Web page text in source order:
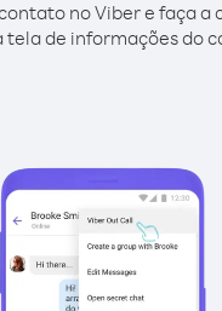
no Viber e faça a
tela de informações do